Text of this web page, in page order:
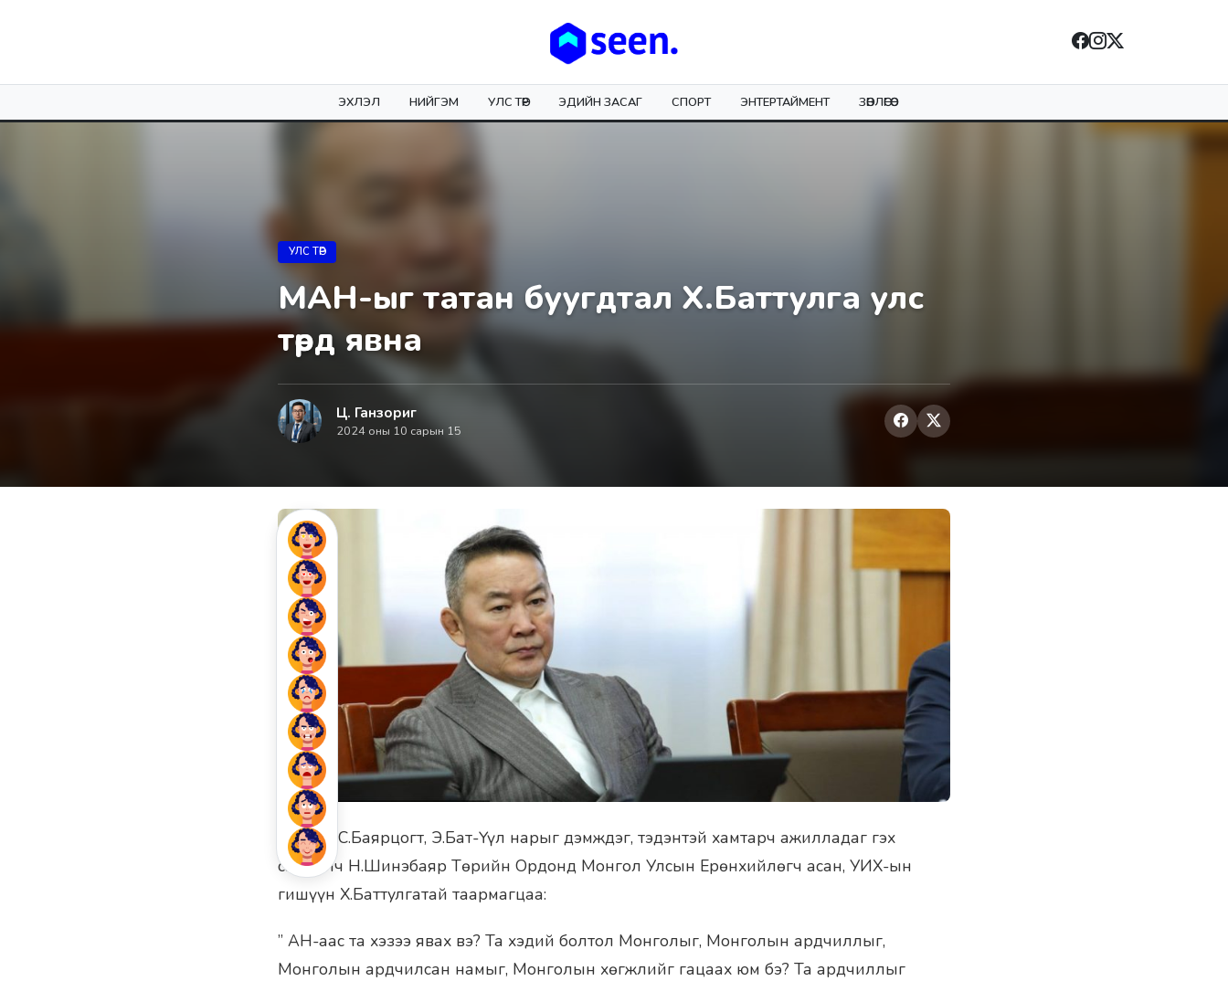
ЭХЛЭЛ НИЙГЭМ УЛС ТӨР ЭДИЙН ЗАСАГ СПОРТ ЭНТЕРТАЙМЕНТ ЗӨВЛӨГӨӨ
УЛС ТӨР
МАН-ыг татан буугдтал Х.Баттулга улс
төрд явна
Ц. Ганзориг
2024 оны 10 сарын 15
Өчигдөр С.Баярцогт, Э.Бат-Үүл нарыг дэмждэг, тэдэнтэй хамтарч ажилладаг гэх
сэтгүүлч Н.Шинэбаяр Төрийн Ордонд Монгол Улсын Ерөнхийлөгч асан, УИХ-ын
гишүүн Х.Баттулгатай таармагцаа:
” АН-аас та хэзээ явах вэ? Та хэдий болтол Монголыг, Монголын ардчиллыг,
Монголын ардчилсан намыг, Монголын хөгжлийг гацаах юм бэ? Та ардчиллыг